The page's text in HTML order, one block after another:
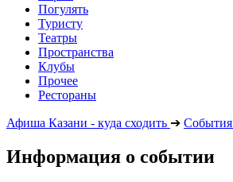
Погулять
Туристу
Театры
Пространства
Клубы
Прочее
Рестораны
Афиша Казани - куда сходить ➔ События
Информация о событии